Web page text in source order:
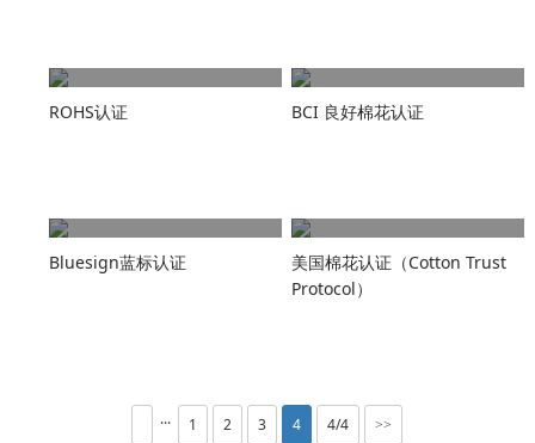
ROHS认证 BCI 良好棉花认证
Bluesign蓝标认证
美国棉花认证（Cotton Trust
Protocol）
··· 1 2 3 4 4/4 >>